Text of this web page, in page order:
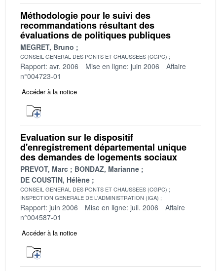
Méthodologie pour le suivi des
recommandations résultant des
évaluations de politiques publiques
MEGRET, Bruno
CONSEIL GENERAL DES PONTS ET CHAUSSEES (CGPC)
Rapport: avr. 2006 Mise en ligne: juin 2006
Affaire
n°004723-01
Accéder à la notice
Evaluation sur le dispositif
d'enregistrement départemental unique
des demandes de logements sociaux
PREVOT, Marc
BONDAZ, Marianne
DE COUSTIN, Hélène
CONSEIL GENERAL DES PONTS ET CHAUSSEES (CGPC)
INSPECTION GENERALE DE L'ADMINISTRATION (IGA)
Rapport: juin 2006 Mise en ligne: juil. 2006
Affaire
n°004587-01
Accéder à la notice